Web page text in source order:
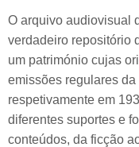
O arquivo audiovisual
verdadeiro repositório
um património cujas
emissões regulares
respetivamente em
diferentes suportes e
conteúdos, da ficção